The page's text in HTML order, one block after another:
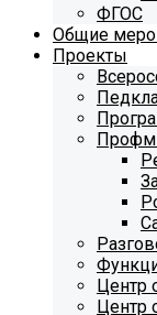
ФГОС
Общие
Проекты
Центр
Центр